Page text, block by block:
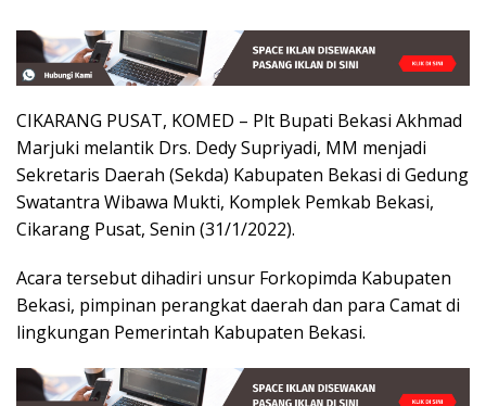
CIKARANG PUSAT, KOMED – Plt Bupati Bekasi Akhmad
Marjuki melantik Drs. Dedy Supriyadi, MM menjadi
Sekretaris Daerah (Sekda) Kabupaten Bekasi di Gedung
Swatantra Wibawa Mukti, Komplek Pemkab Bekasi,
Cikarang Pusat, Senin (31/1/2022).
Acara tersebut dihadiri unsur Forkopimda Kabupaten
Bekasi, pimpinan perangkat daerah dan para Camat di
lingkungan Pemerintah Kabupaten Bekasi.